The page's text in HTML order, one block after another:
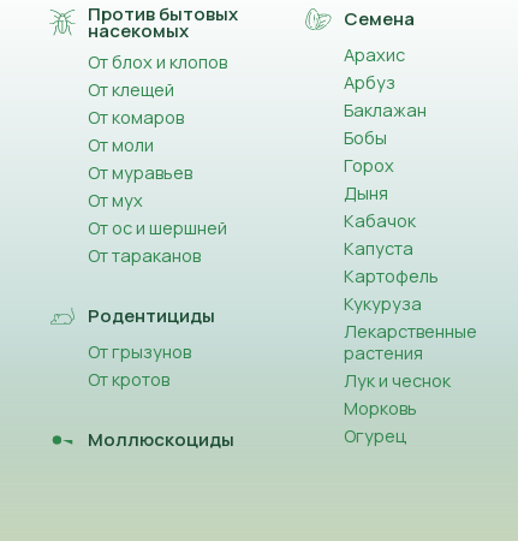
Против бытовых
насекомых
От блох и клопов
От клещей
От комаров
От моли
От муравьев
От мух
От ос и шершней
От тараканов
Родентициды
От грызунов
От кротов
Моллюскоциды
Семена
Арахис
Арбуз
Баклажан
Бобы
Горох
Дыня
Кабачок
Капуста
Картофель
Кукуруза
Лекарственные
растения
Лук и чеснок
Морковь
Огурец